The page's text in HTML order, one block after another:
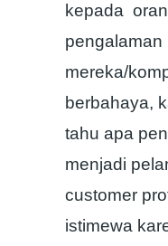
kepada
pengalaman
mereka/
berbahaya,
tahu apa
menjadi
customer
istimewa